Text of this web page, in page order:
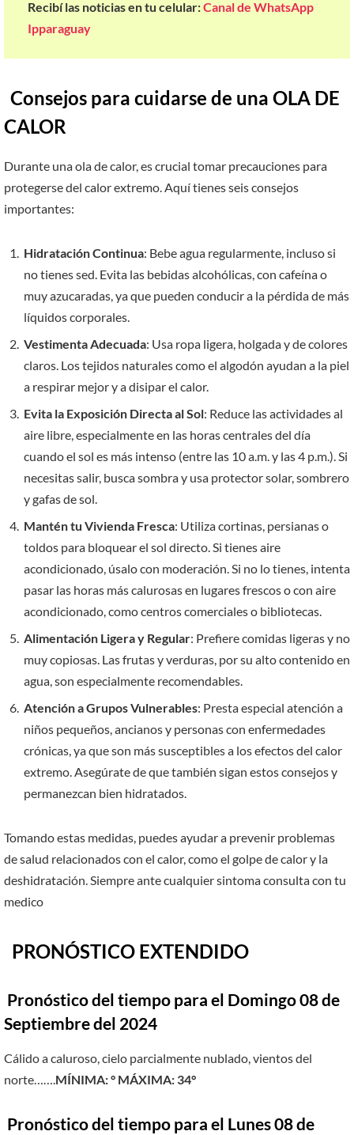
Recibí las noticias en tu celular:Canal de WhatsApp
Ipparaguay
Consejos para cuidarse de una OLA DE
CALOR
Durante una ola de calor, es crucial tomar precauciones para
protegerse del calor extremo. Aquí tienes seis consejos
importantes:
Hidratación Continua: Bebe agua regularmente, incluso si
no tienes sed. Evita las bebidas alcohólicas, con cafeína o
muy azucaradas, ya que pueden conducir a la pérdida de más
líquidos corporales.
Vestimenta Adecuada: Usa ropa ligera, holgada y de colores
claros. Los tejidos naturales como el algodón ayudan a la piel
a respirar mejor y a disipar el calor.
Evita la Exposición Directa al Sol: Reduce las actividades al
aire libre, especialmente en las horas centrales del día
cuando el sol es más intenso (entre las 10 a.m. y las 4 p.m.). Si
necesitas salir, busca sombra y usa protector solar, sombrero
y gafas de sol.
Mantén tu Vivienda Fresca: Utiliza cortinas, persianas o
toldos para bloquear el sol directo. Si tienes aire
acondicionado, úsalo con moderación. Si no lo tienes, intenta
pasar las horas más calurosas en lugares frescos o con aire
acondicionado, como centros comerciales o bibliotecas.
Alimentación Ligera y Regular: Prefiere comidas ligeras y no
muy copiosas. Las frutas y verduras, por su alto contenido en
agua, son especialmente recomendables.
Atención a Grupos Vulnerables: Presta especial atención a
niños pequeños, ancianos y personas con enfermedades
crónicas, ya que son más susceptibles a los efectos del calor
extremo. Asegúrate de que también sigan estos consejos y
permanezcan bien hidratados.
Tomando estas medidas, puedes ayudar a prevenir problemas
de salud relacionados con el calor, como el golpe de calor y la
deshidratación. Siempre ante cualquier sintoma consulta con tu
medico
PRONÓSTICO EXTENDIDO
Pronóstico del tiempo para el Domingo 08 de
Septiembre del 2024
Cálido a caluroso, cielo parcialmente nublado, vientos del
norte…….MÍNIMA: ° MÁXIMA: 34°
Pronóstico del tiempo para el Lunes08 de